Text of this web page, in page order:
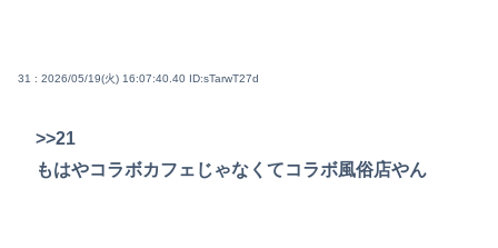
31 : 2026/05/19(火) 16:07:40.40 ID:sTarwT27d
>>21
もはやコラボカフェじゃなくてコラボ風俗店やん